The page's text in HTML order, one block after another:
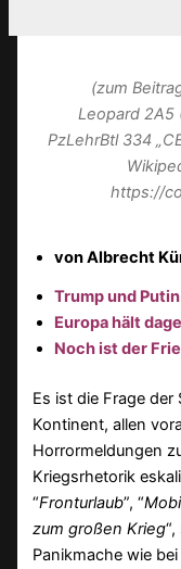
(zum
Leopard 2A5
PzLehrBtl 334
https://
von Albrecht
Trump und
Europa hält
Noch ist der
Es ist die Frage der
Kontinent, allen
Horrormeldungen
Kriegsrhetorik
“Fronturlaub”, “
zum großen Krieg
Panikmache wie